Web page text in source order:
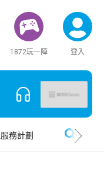
1872玩一陣 登入
務計劃